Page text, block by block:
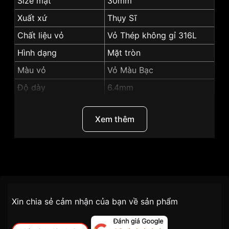
Xuất xứ
Thụy Sĩ
Chất liệu vỏ
Vỏ Thép không gỉ 316L
Hình dạng
Mặt tròn
Màu vỏ
Vỏ Màu Bạc
Độ dày
6.4mm
Đen
Những sản phẩm tương tự"Tissot 30mm Nữ
T094.210.11.051.00":
Xem thêm
Đối tượng sử dụng Nữ
tiện lợi –
nhanh chóng – minh bạch
Xin chia sẻ cảm nhận của bạn về sản phẩm